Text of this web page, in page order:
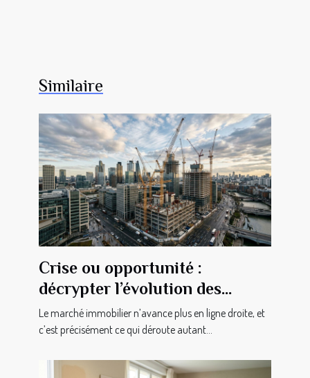
Similaire
Crise ou opportunité :
décrypter l’évolution des
investissements immobiliers
Le marché immobilier n’avance plus en ligne droite, et
c’est précisément ce qui déroute autant...